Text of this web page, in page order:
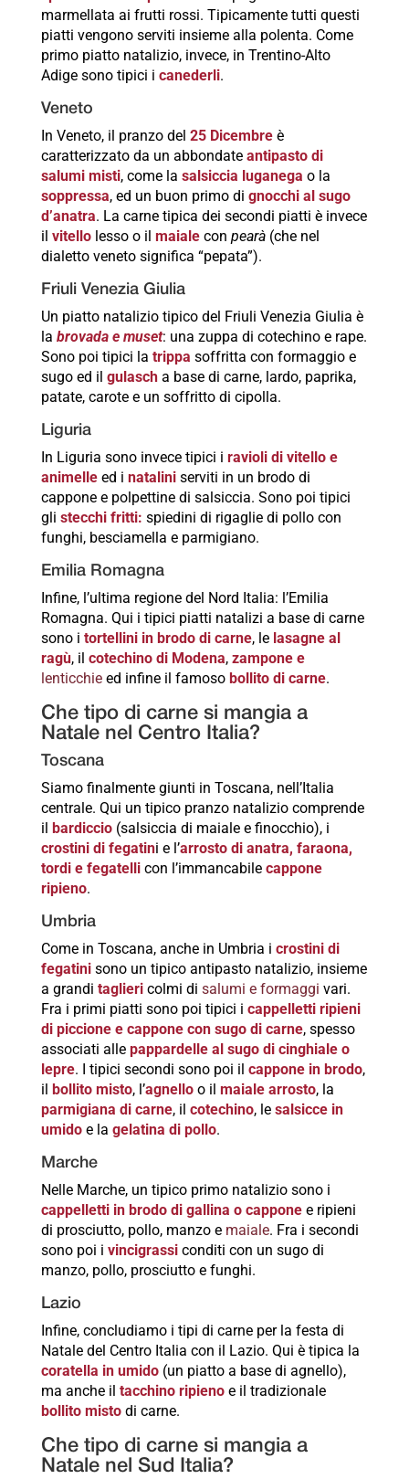
marmellata ai frutti rossi. Tipicamente tutti questi
piatti vengono serviti insieme alla polenta. Come
primo piatto natalizio, invece, in Trentino-Alto
Adige sono tipici i canederli.
Veneto
In Veneto, il pranzo del 25 Dicembreè
caratterizzato da un abbondateantipasto di
salumi misti, come la salsiccia luganega o la
soppressa, ed un buon primo di gnocchi al sugo
d’anatra. La carne tipica dei secondi piatti è invece
il vitellolesso o il maialecon pearà(che nel
dialetto veneto significa “pepata”).
Friuli Venezia Giulia
Un piatto natalizio tipico del Friuli Venezia Giulia è
la brovada e muset: una zuppa di cotechino e rape.
Sono poi tipici la trippa soffritta con formaggio e
sugo ed il gulascha base di carne, lardo, paprika,
patate, carote e un soffritto di cipolla.
Liguria
In Liguria sono invece tipici i ravioli di vitello e
animelleed i nataliniserviti in un brodo di
cappone e polpettine di salsiccia. Sono poi tipici
gli stecchi fritti: spiedini di rigaglie di pollo con
funghi, besciamella e parmigiano.
Emilia Romagna
Infine, l’ultima regione del Nord Italia: l’Emilia
Romagna. Qui i tipici piatti natalizi a base di carne
sono i tortellini in brodo di carne, le lasagne al
ragù, il cotechino di Modena, zampone e
lenticchieed infine il famosobollito di carne.
Che tipo di carne si mangia a
Natale nel Centro Italia?
Toscana
Siamo finalmente giunti in Toscana, nell’Italia
centrale. Qui un tipico pranzo natalizio comprende
il
bardiccio (salsiccia di maiale e finocchio), i
crostini di fegatini e l’arrosto di anatra, faraona,
tordi e fegatellicon l’immancabile cappone
ripieno.
Umbria
Come in Toscana, anche in Umbria i crostini di
fegatinisono un tipico antipasto natalizio, insieme
a grandi taglieri colmi di salumi e formaggi vari.
Fra i primi piatti sono poi tipici i cappelletti ripieni
di piccione e cappone con sugo di carne, spesso
associati alle pappardelle al sugo di cinghiale o
lepre. I tipici secondi sono poi il cappone in brodo,
il
bollito misto, l’agnelloo il maiale arrosto, la
parmigiana di carne, il cotechino, le salsicce in
umidoe la gelatina di pollo.
Marche
Nelle Marche, un tipico primo natalizio sono i
cappelletti in brodo di gallina o capponee ripieni
di prosciutto, pollo, manzo e maiale. Fra i secondi
sono poi i vincigrassiconditi con un sugo di
manzo, pollo, prosciutto e funghi.
Lazio
Infine, concludiamo i tipi di carne per la festa di
Natale del Centro Italia con il Lazio. Qui è tipica la
coratella in umido(un piatto a base di agnello),
ma anche il tacchino ripienoe il tradizionale
bollito mistodi carne.
Che tipo di carne si mangia a
Natale nel Sud Italia?